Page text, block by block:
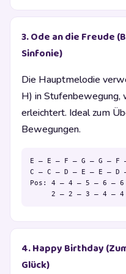
3. Ode an die Freude
Sinfonie)
Die Hauptmelodie
H) in Stufenbewegung,
erleichtert. Ideal zum
Bewegungen.
E – E – F – G – G – F
C – C – D – E – E – D
Pos: 4 – 4 – 5 – 6 –
2 – 2 – 3 – 4 – 4
4. Happy Birthday
Glück)